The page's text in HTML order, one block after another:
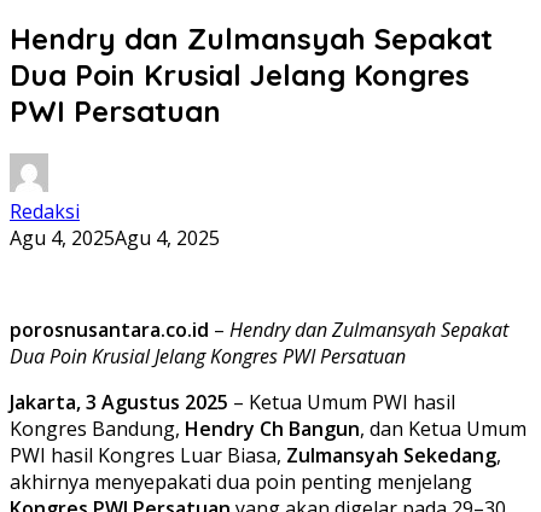
Hendry dan Zulmansyah Sepakat
Dua Poin Krusial Jelang Kongres
PWI Persatuan
Redaksi
Agu 4, 2025Agu 4, 2025
porosnusantara.co.id – Hendry dan Zulmansyah Sepakat
Dua Poin Krusial Jelang Kongres PWI Persatuan
Jakarta, 3 Agustus 2025 – Ketua Umum PWI hasil
Kongres Bandung, Hendry Ch Bangun, dan Ketua Umum
PWI hasil Kongres Luar Biasa, Zulmansyah Sekedang,
akhirnya menyepakati dua poin penting menjelang